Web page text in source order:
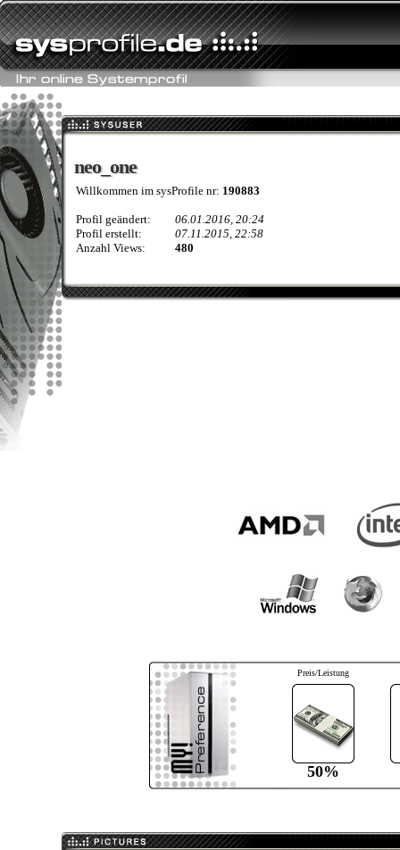
neo_one
neo_one
Willkommen im sysProfile nr: 190883
Profil geändert:
06.01.2016, 20:24
Profil erstellt:
07.11.2015, 22:58
Anzahl Views:
480
Preis/Leistung
50%